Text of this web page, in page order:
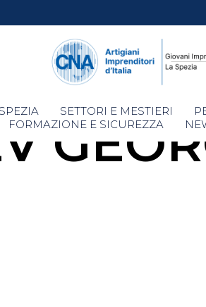
Skip
to
SETTORI E MESTIERI
FORMAZIONE E SICUREZZA